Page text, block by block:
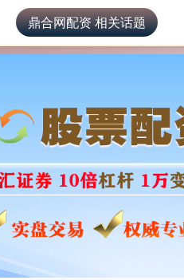
首页 鼎合网配资
鼎合网配资 相关话题